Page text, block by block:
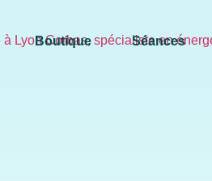
Boutique Séances